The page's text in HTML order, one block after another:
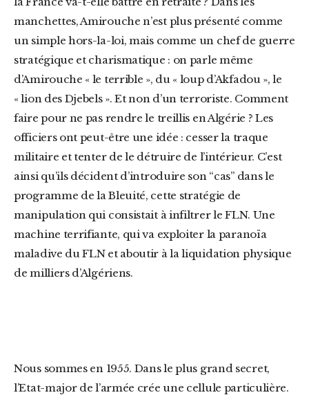
manchettes, Amirouche n’est plus présenté comme
un simple hors-la-loi, mais comme un chef de guerre
stratégique et charismatique : on parle même
d’Amirouche « le terrible », du « loup d’Akfadou », le
« lion des Djebels ». Et non d’un terroriste. Comment
faire pour ne pas rendre le treillis en Algérie ? Les
officiers ont peut-être une idée : cesser la traque
militaire et tenter de le détruire de l’intérieur. C’est
ainsi qu’ils décident d’introduire son “cas” dans le
programme de la Bleuité, cette stratégie de
manipulation qui consistait à infiltrer le FLN. Une
machine terrifiante, qui va exploiter la paranoïa
maladive du FLN et aboutir à la liquidation physique
de milliers d’Algériens.
Nous sommes en 1955. Dans le plus grand secret,
l’Etat-major de l’armée crée une cellule particulière.